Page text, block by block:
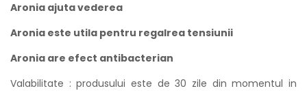
Aronia ajuta vederea
Aronia este utila pentru regalrea tensiunii
Aronia are efect antibacterian
Valabilitate : produsului este de 30 zile din momentul in